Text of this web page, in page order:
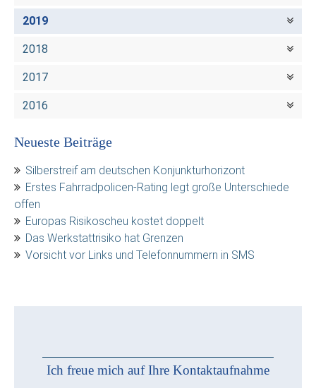
2019
2018
2017
2016
Neueste Beiträge
Silberstreif am deutschen Konjunkturhorizont
Erstes Fahrradpolicen-Rating legt große Unterschiede
offen
Europas Risikoscheu kostet doppelt
Das Werkstattrisiko hat Grenzen
Vorsicht vor Links und Telefonnummern in SMS
Ich freue mich auf Ihre Kontaktaufnahme